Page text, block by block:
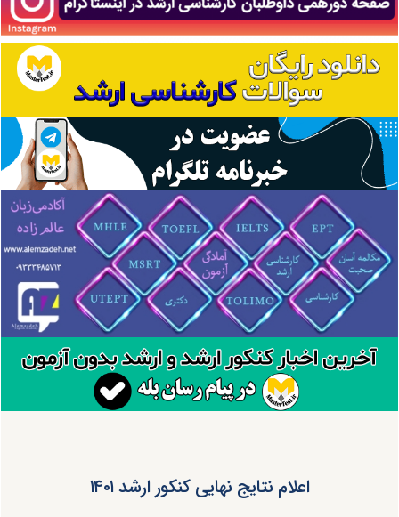
اعلام نتایج نهایی کنکور ارشد ۱۴۰۱